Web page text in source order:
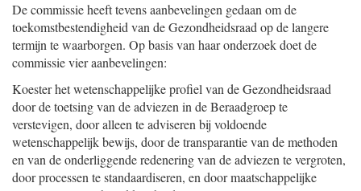
De commissie heeft tevens aanbevelingen gedaan om de
toekomstbestendigheid van de Gezondheidsraad op de langere
termijn te waarborgen. Op basis van haar onderzoek doet de
commissie vier aanbevelingen:
Koester het wetenschappelijke profiel van de Gezondheidsraad
door de toetsing van de adviezen in de Beraadgroep te
verstevigen, door alleen te adviseren bij voldoende
wetenschappelijk bewijs, door de transparantie van de methoden
en van de onderliggende redenering van de adviezen te vergroten,
door processen te standaardiseren, en door maatschappelijke